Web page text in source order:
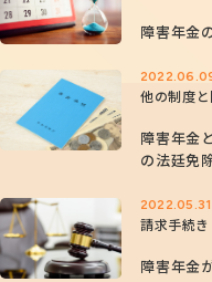
障害年
他の制度
障害年金
の法廷免
2022.05.31
請求手続
障害年金